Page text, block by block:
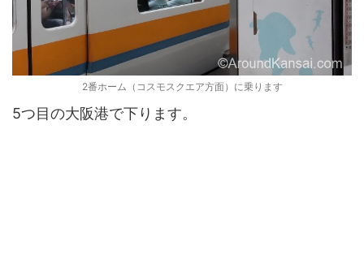
2番ホーム（コスモスクエア方面）に乗ります
5つ目の大阪港で下ります。